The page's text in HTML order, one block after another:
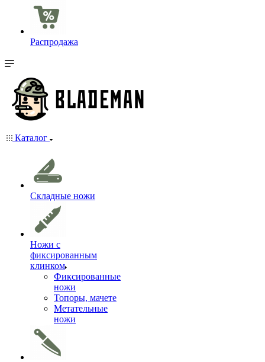
Распродажа
Каталог
Складные ножи
Ножи с
фиксированным
клинком
Фиксированные
ножи
Топоры, мачете
Метательные
ножи